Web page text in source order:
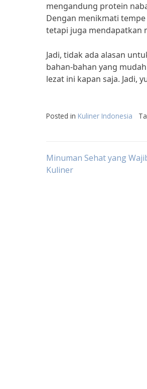
mengandung protein
Dengan menikmati
tetapi juga mendapatkan
Jadi, tidak ada alasan
bahan-bahan yang
lezat ini kapan saja. Jadi,
Posted in Kuliner Indonesia
Post
Minuman Sehat yang
Kuliner